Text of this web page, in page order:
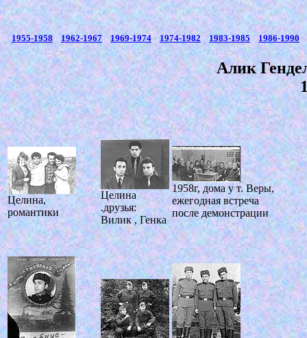
1955-1958 1962-1967 1969-1974 1974-1982 1983-1985 1986-1990
Алик
Целина,
романтики
Целина
.друзья:
Вилик , Генка
1958г, дома у т. Веры,
ежегодная встреча
после демонстрации